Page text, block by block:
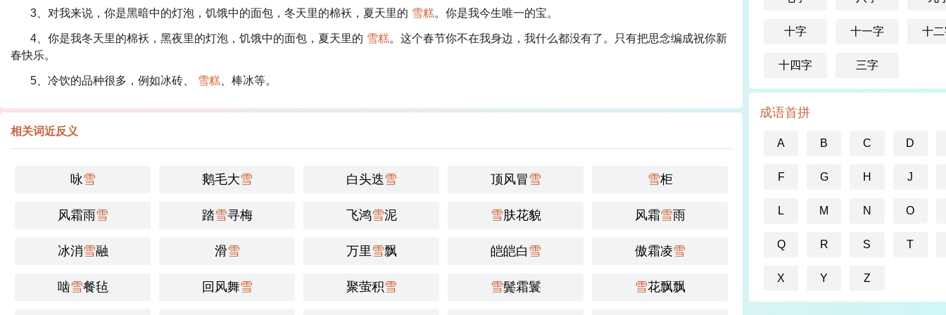
3、对我来说，你是黑暗中的灯泡，饥饿中的面包，冬天里的棉袄，夏天里的 雪糕。你是我今生唯一的宝。
4、你是我冬天里的棉袄，黑夜里的灯泡，饥饿中的面包，夏天里的 雪糕。这个春节你不在我身边，我什么都没有了。只有把思念编成祝你新
春快乐。
5、冷饮的品种很多，例如冰砖、 雪糕 、棒冰等。
相关词近反义
咏雪 鹅毛大雪 白头迭雪 顶风冒雪 雪柜
风霜雨雪 踏雪寻梅 飞鸿雪泥 雪肤花貌 风霜雪雨
冰消雪融 滑雪 万里雪飘 皑皑白 雪 傲霜凌雪
啮雪餐毡 回风舞雪 聚萤积雪 雪鬓霜鬟 雪花飘飘
十字 十一字 十
十四字 三字
成语首拼
A B C D
F G H J
L M N O
Q R S T
X Y Z